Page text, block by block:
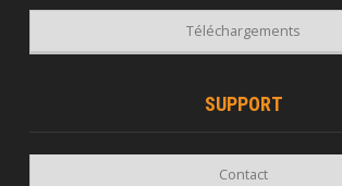
Téléchargements
SUPPORT
Contact